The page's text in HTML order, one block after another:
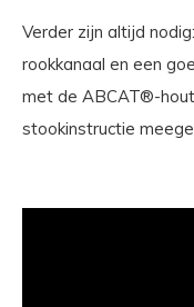
Verder zijn altijd
rookkanaal en een
met de ABCAT®-
stookinstructie